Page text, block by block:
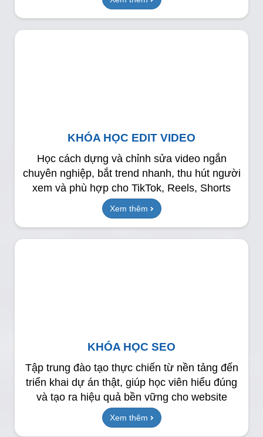
KHÓA HỌC EDIT VIDEO
Học cách dựng và chỉnh sửa video ngắn
chuyên nghiệp, bắt trend nhanh, thu hút người
xem và phù hợp cho TikTok, Reels, Shorts
Xem thêm
KHÓA HỌC SEO
Tập trung đào tạo thực chiến từ nền tảng đến
triển khai dự án thật, giúp học viên hiểu đúng
và tạo ra hiệu quả bền vững cho website
Xem thêm